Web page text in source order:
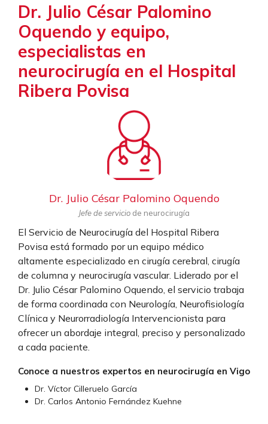
Dr. Julio César Palomino
Oquendo y equipo,
especialistas en
neurocirugía en el Hospital
Ribera Povisa
Dr. Julio César Palomino Oquendo
Jefe de servicio de neurocirugía
El Servicio de Neurocirugía del Hospital Ribera
Povisa está formado por un equipo médico
altamente especializado en cirugía cerebral, cirugía
de columna y neurocirugía vascular. Liderado por el
Dr. Julio César Palomino Oquendo, el servicio trabaja
de forma coordinada con Neurología, Neurofisiología
Clínica y Neurorradiología Intervencionista para
ofrecer un abordaje integral, preciso y personalizado
a cada paciente.
Conoce a nuestros expertos en neurocirugía en Vigo
Dr. Víctor Cilleruelo García
Dr. Carlos Antonio Fernández Kuehne